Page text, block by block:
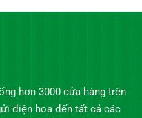
hơn 3000 cửa hàng trên
điện hoa đến tất cả các